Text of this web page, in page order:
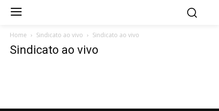
Home Sindicato ao vivo Sindicato ao vivo
Sindicato ao vivo